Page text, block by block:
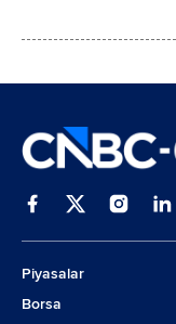
Piyasalar
Borsa